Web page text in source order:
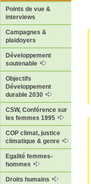
Points de vue &
interviews
Campagnes &
plaidoyers
Développement
soutenable
Objectifs
Développement
durable 2030
CSW, Conférence sur
les femmes 1995
COP climat, justice
climatique & genre
Egalité femmes-
hommes
Droits humains